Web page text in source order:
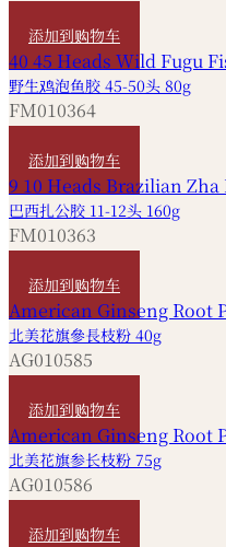
添加到购物车
野生鸡泡鱼胶 45-50头 80g
FM010364
添加到购物车
巴西扎公胶 11-12头 160g
FM010363
添加到购物车
北美花旗參長枝粉 40g
AG010585
添加到购物车
北美花旗参长枝粉 75g
AG010586
添加到购物车